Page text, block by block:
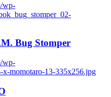
wp-
Bug Stomper
wp-
x-momotaro-13-335x256.jpg